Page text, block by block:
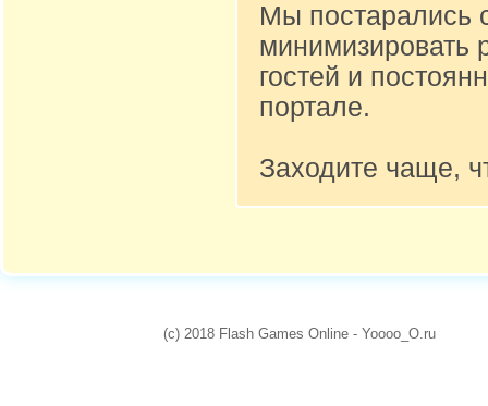
Мы постарались
минимизировать
гостей и
портале.
Заходите чаще,
(c) 2018 Flash Games Online - Yoooo_O.ru